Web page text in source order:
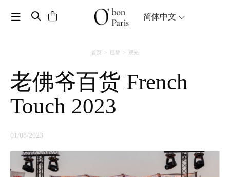
Toggle navigation 简体中文
首页 巴黎 观光
老佛爷百货 French
Touch 2023
01/08/2023